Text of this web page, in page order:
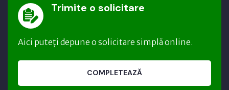
Trimite o solicitare
Aici puteți depune o solicitare simplă online.
COMPLETEAZĂ